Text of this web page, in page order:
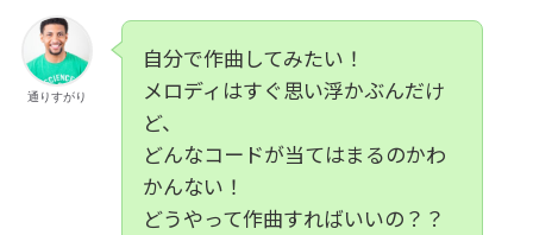
通りすがり
自分で作曲してみたい！
メロディはすぐ思い浮かぶんだけ
ど、
どんなコードが当てはまるのかわ
かんない！
どうやって作曲すればいいの？？